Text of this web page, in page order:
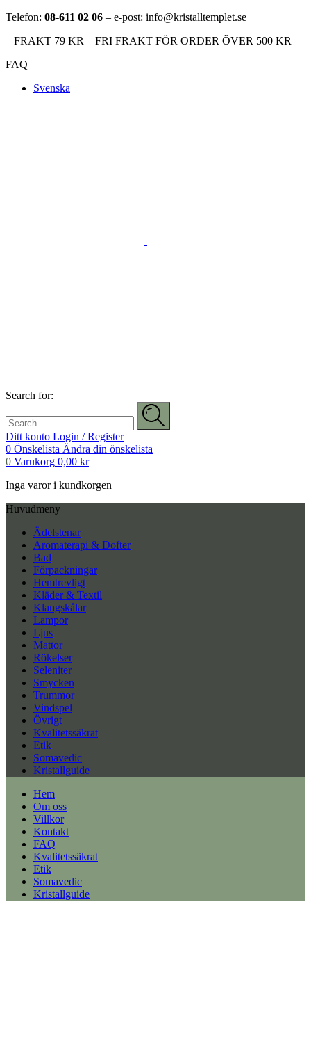
Telefon: 08-611 02 06 – e-post: info@kristalltemplet.se
– FRAKT 79 KR – FRI FRAKT FÖR ORDER ÖVER 500 KR –
FAQ
Svenska
Search for:
Ditt konto Login / Register
0 Önskelista Ändra din önskelista
0 Varukorg 0,00 kr
Inga varor i kundkorgen
Huvudmeny
Ädelstenar
Aromaterapi & Dofter
Bad
Förpackningar
Hemtrevligt
Kläder & Textil
Klangskålar
Lampor
Ljus
Mattor
Rökelser
Seleniter
Smycken
Trummor
Vindspel
Övrigt
Kvalitetssäkrat
Etik
Somavedic
Kristallguide
Hem
Om oss
Villkor
Kontakt
FAQ
Kvalitetssäkrat
Etik
Somavedic
Kristallguide